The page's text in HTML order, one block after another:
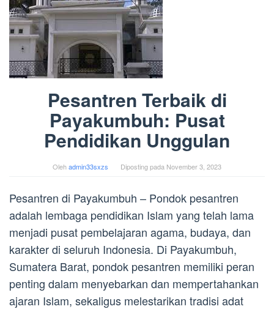
Pesantren Terbaik di
Payakumbuh: Pusat
Pendidikan Unggulan
Olehadmin33sxzs Diposting pada November 3, 2023
Pesantren di Payakumbuh – Pondok pesantren
adalah lembaga pendidikan Islam yang telah lama
menjadi pusat pembelajaran agama, budaya, dan
karakter di seluruh Indonesia. Di Payakumbuh,
Sumatera Barat, pondok pesantren memiliki peran
penting dalam menyebarkan dan mempertahankan
ajaran Islam, sekaligus melestarikan tradisi adat